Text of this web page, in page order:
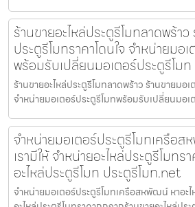
ร้านขายอะไหล่ประตูรีโมทลาดพร้า
ประตูรีโมทราคาโดนใจ จำหน่ายมอ
พร้อมรับเปลี่ยนมอเตอร์ประตูรีโม
ร้านขายอะไหล่ประตูรีโมทลาดพร้าว ร้านขายมอเ
จำหน่ายมอเตอร์ประตูรีโมทพร้อมรับเปลี่ยนมอเ
จำหน่ายมอเตอร์ประตูรีโมทเครือส
เรามีให้ จำหน่ายอะไหล่ประตูรีโมท
อะไหล่ประตูรีโมท ประตูรีโมท.net
จำหน่ายมอเตอร์ประตูรีโมทเครือสหพัฒน์ หาอะไ